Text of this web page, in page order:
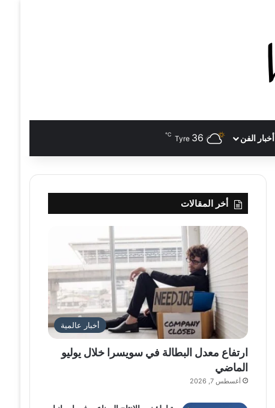
أخبار الفن Tyre 36
℃
أخر المقالات
أخبار عالمية
ارتفاع معدل البطالة في سويسرا خلال يوليو
الماضي
أغسطس 7, 2026